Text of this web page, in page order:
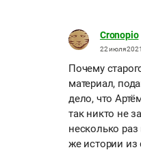
Cronopio
22 июля
Почему
материал,
дело, что
так никто не
несколько
же истории